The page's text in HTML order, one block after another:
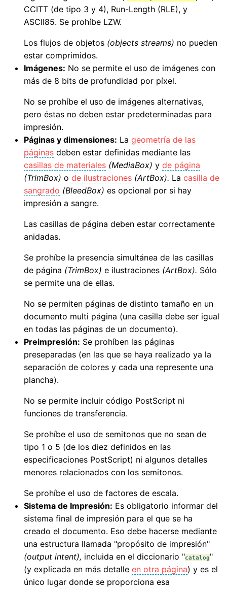
CCITT (de tipo 3 y 4), Run-Length (RLE), y
ASCII85. Se prohíbe LZW.
Los flujos de objetos (objects streams) no pueden
estar comprimidos.
Imágenes: No se permite el uso de imágenes con
más de 8 bits de profundidad por píxel.
No se prohíbe el uso de imágenes alternativas,
pero éstas no deben estar predeterminadas para
impresión.
Páginas y dimensiones: La geometría de las
páginas deben estar definidas mediante las
casillas de materiales (MediaBox) y de página
(TrimBox) o de ilustraciones (ArtBox). La casilla de
sangrado (BleedBox) es opcional por si hay
impresión a sangre.
Las casillas de página deben estar correctamente
anidadas.
Se prohíbe la presencia simultánea de las casillas
de página (TrimBox) e ilustraciones (ArtBox). Sólo
se permite una de ellas.
No se permiten páginas de distinto tamaño en un
documento multi página (una casilla debe ser igual
en todas las páginas de un documento).
Preimpresión: Se prohíben las páginas
preseparadas (en las que se haya realizado ya la
separación de colores y cada una represente una
plancha).
No se permite incluir código PostScript ni
funciones de transferencia.
Se prohíbe el uso de semitonos que no sean de
tipo 1 o 5 (de los diez definidos en las
especificaciones PostScript) ni algunos detalles
menores relacionados con los semitonos.
Se prohíbe el uso de factores de escala.
Sistema de Impresión: Es obligatorio informar del
sistema final de impresión para el que se ha
creado el documento. Eso debe hacerse mediante
una estructura llamada "propósito de impresión"
(output intent), incluida en el diccionario "catalog"
(y explicada en más detalle en otra página) y es el
único lugar donde se proporciona esa